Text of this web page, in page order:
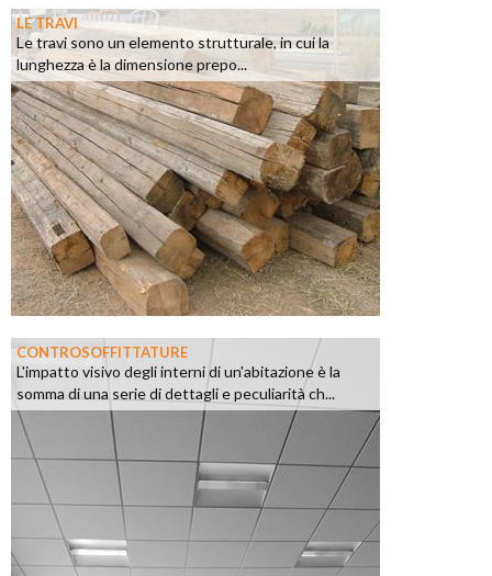
LE TRAVI
Le travi sono un elemento strutturale, in cui la
lunghezza è la dimensione prepo...
CONTROSOFFITTATURE
L'impatto visivo degli interni di un'abitazione è la
somma di una serie di dettagli e peculiarità ch...